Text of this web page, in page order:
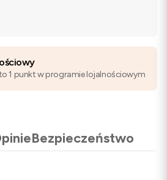
1 punkt w programie lojalnościowym
Bezpieczeństwo